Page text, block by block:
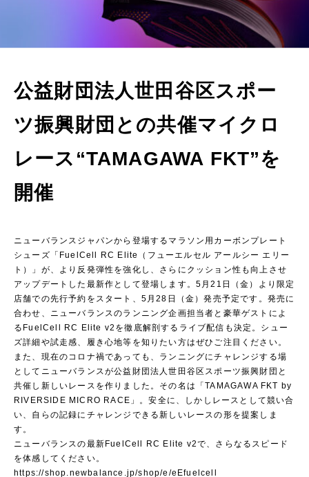
公益財団法人世田谷区スポー
ツ振興財団との共催マイクロ
レース“TAMAGAWA FKT”を
開催
ニューバランスジャパンから登場するマラソン用カーボンプレート
シューズ「FuelCell RC Elite（フューエルセル アールシー エリー
ト）」が、より反発弾性を強化し、さらにクッション性も向上させ
アップデートした最新作として登場します。5月21日（金）より限定
店舗での先行予約をスタート、5月28日（金）発売予定です。発売に
合わせ、ニューバランスのランニング企画担当者と豪華ゲストによ
るFuelCell RC Elite v2を徹底解剖するライブ配信も決定。シュー
ズ詳細や試走感、履き心地等を知りたい方はぜひご注目ください。
また、現在のコロナ禍であっても、ランニングにチャレンジする場
としてニューバランスが公益財団法人世田谷区スポーツ振興財団と
共催し新しいレースを作りました。その名は「TAMAGAWA FKT by
RIVERSIDE MICRO RACE」。安全に、しかしレースとして競い合
い、自らの記録にチャレンジできる新しいレースの形を提案しま
す。
ニューバランスの最新FuelCell RC Elite v2で、さらなるスピード
を体感してください。
https://shop.newbalance.jp/shop/e/eEfuelcell